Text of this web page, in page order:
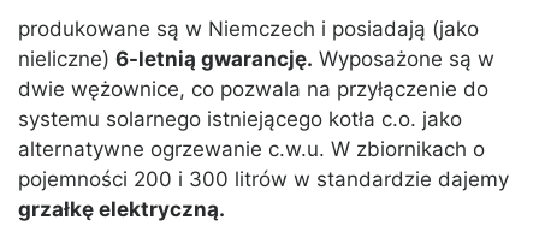
produkowane są w Niemczech i posiadają (jako
nieliczne) 6-letnią gwarancję. Wyposażone są w
dwie wężownice, co pozwala na przyłączenie do
systemu solarnego istniejącego kotła c.o. jako
alternatywne ogrzewanie c.w.u. W zbiornikach o
pojemności 200 i 300 litrów w standardzie dajemy
grzałkę elektryczną.